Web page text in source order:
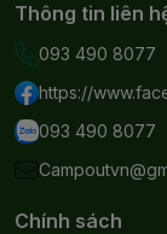
Chất liệu:
Trọng lượng:
Thông tin liên
093 490 8077
https://
093 490 8077
Chính sách